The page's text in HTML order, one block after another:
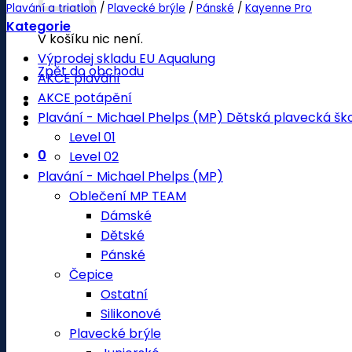
V košíku nic není.
Zpět do obchodu
0
Plavání a triatlon / Plavecké brýle / Pánské / Kayenne Pro
Kategorie
Výprodej skladu EU Aqualung
AKCE plavání
AKCE potápění
Plavání - Michael Phelps (MP) Dětská plavecká
Level 01
Level 02
Plavání - Michael Phelps (MP)
Oblečení MP TEAM
Dámské
Dětské
Pánské
Čepice
Ostatní
Silikonové
Plavecké brýle